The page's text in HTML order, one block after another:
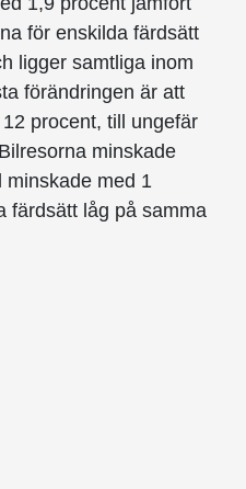
för enskilda färdsätt
ligger samtliga inom
förändringen är att
procent, till ungefär
minskade
minskade med 1
färdsätt låg på samma